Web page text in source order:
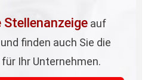
Stellenanzeige auf
finden auch Sie die
Ihr Unternehmen.